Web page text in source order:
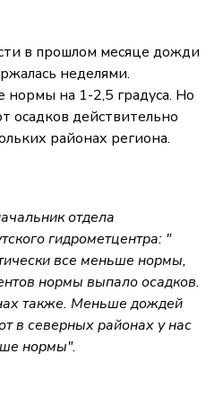
в прошлом месяце дожди
неделями.
на 1-2,5 градуса. Но
осадков действительно
районах региона.
отдела
гидрометцентра: "
все меньше нормы,
нормы выпало осадков.
также. Меньше дождей
в северных районах у нас
нормы".